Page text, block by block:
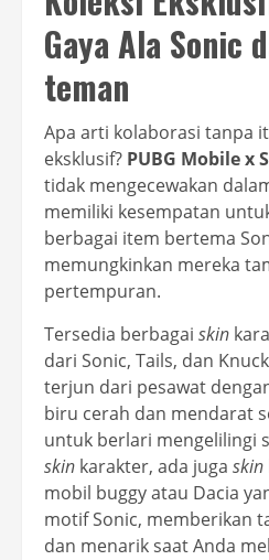
Gaya Ala Sonic
teman
Apa arti kolaborasi tanpa
eksklusif? PUBG Mobile x
tidak mengecewakan
memiliki kesempatan
berbagai item bertema
memungkinkan mereka
pertempuran.
Tersedia berbagai skin
dari Sonic, Tails, dan
terjun dari pesawat
biru cerah dan mendarat
untuk berlari mengelilingi
skin karakter, ada juga skin
mobil buggy atau Dacia
motif Sonic, memberikan
dan menarik saat Anda